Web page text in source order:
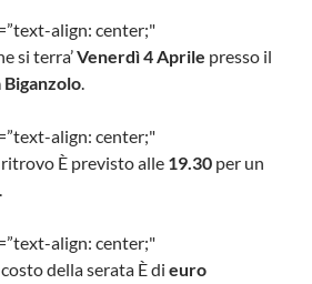
align: center;"
si terra’Venerdì 4 Aprile presso il
.
align: center;"
È previsto alle 19.30 per un
align: center;"
della serata È di euro